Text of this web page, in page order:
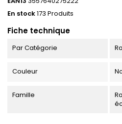
En stock173 Produits
Fiche technique
Par Catégorie
Couleur
Famille